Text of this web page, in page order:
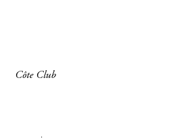
Côte Club